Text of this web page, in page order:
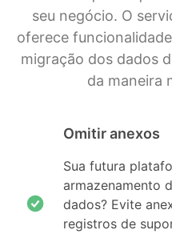
seu negócio. O
oferece
migração dos dados
da maneira
Omitir anexos
Sua futura
armazenamento
dados? Evite
registros de